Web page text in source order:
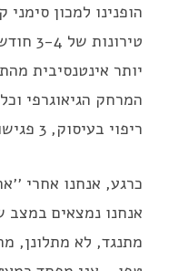
הופנינו למכון
יותר אינטנסיבית
המרחק הגיאוגרפי
ריפוי בעיסוק, 3 פגישות בשבוע.
כרגע, אנחנו אחרי
אנחנו נמצאים במצב
מתנגד, לא מתלונן,